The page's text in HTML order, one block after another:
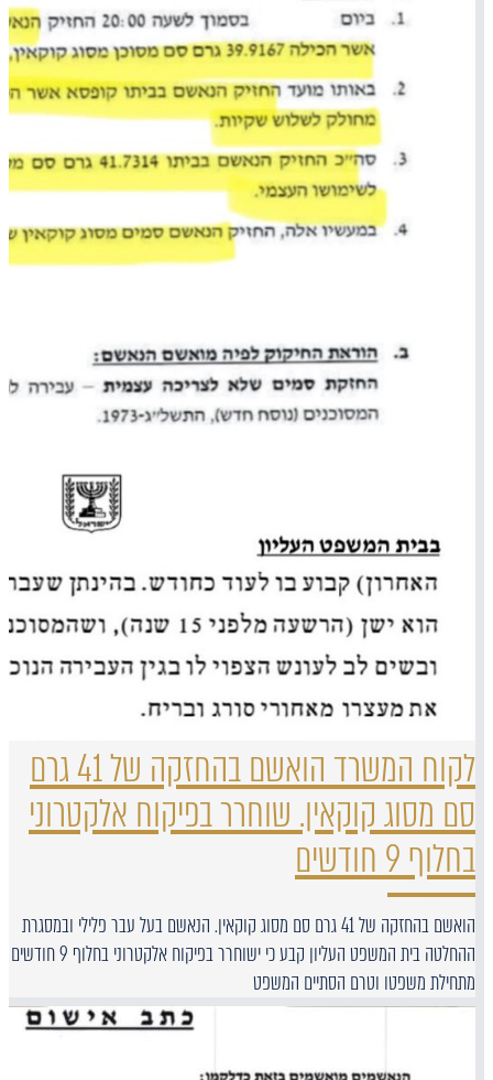
לקוח המשרד הואשם בהחזקה של 41 גרם
סם מסוג קוקאין. שוחרר בפיקוח אלקטרוני
בחלוף 9 חודשים
הואשם בהחזקה של 41 גרם סם מסוג קוקאין. הנאשם בעל עבר פלילי ובמסגרת
ההחלטה בית המשפט העליון קבע כי ישוחרר בפיקוח אלקטרוני בחלוף 9 חודשים
מתחילת משפטו וטרם הסתיים המשפט